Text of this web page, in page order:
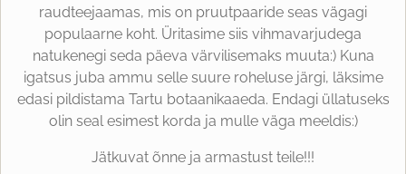
raudteejaamas, mis on pruutpaaride seas vägagi
populaarne koht. Üritasime siis vihmavarjudega
natukenegi seda päeva värvilisemaks muuta:) Kuna
igatsus juba ammu selle suure roheluse järgi, läksime
edasi pildistama Tartu botaanikaaeda. Endagi üllatuseks
olin seal esimest korda ja mulle väga meeldis:)
Jätkuvat õnne ja armastust teile!!!